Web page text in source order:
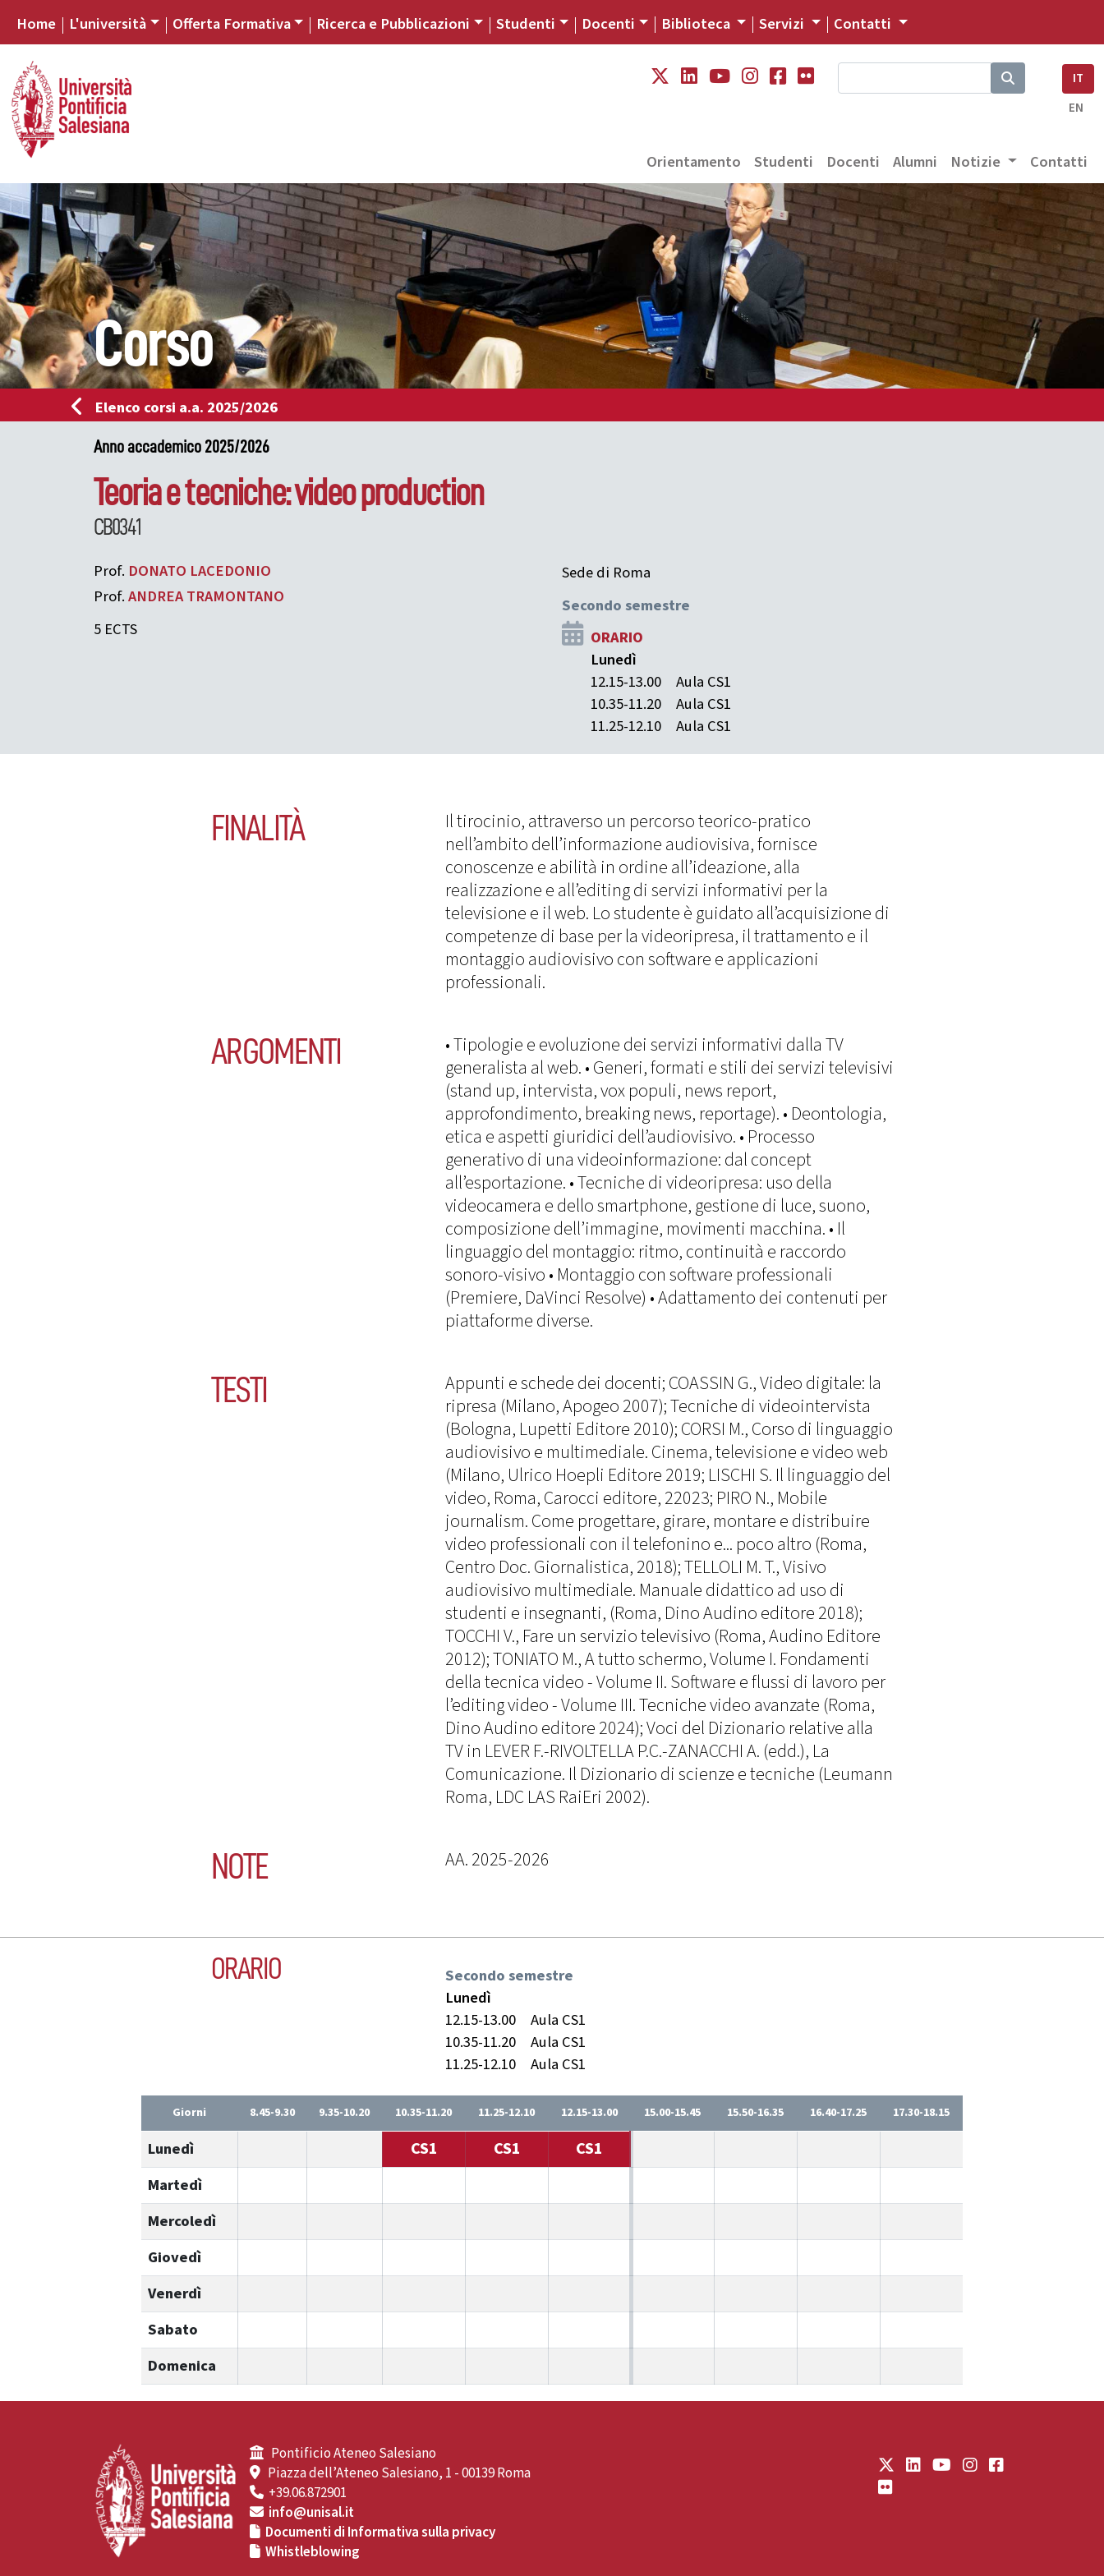
Home L'università Offerta Formativa Ricerca e Pubblicazioni Studenti Docenti Biblioteca Servizi Contatti
IT
EN
Orientamento Studenti Docenti Alumni Notizie Contatti
Corso
Elenco corsi a.a. 2025/2026
Anno accademico 2025/2026
Teoria e tecniche: video production
CB0341
Prof. DONATO LACEDONIO
Prof.ANDREATRAMONTANO
5 ECTS
Sede di Roma
Secondo semestre
ORARIO
Lunedì
12.15-13.00
Aula CS1
10.35-11.20
Aula CS1
11.25-12.10
Aula CS1
FINALITÀ
Il tirocinio, attraverso un percorso teorico-pratico
nell’ambito dell’informazione audiovisiva, fornisce
conoscenze e abilità in ordine all’ideazione, alla
realizzazione e all’editing di servizi informativi per la
televisione e il web. Lo studente è guidato all’acquisizione di
competenze di base per la videoripresa, il trattamento e il
montaggio audiovisivo con software e applicazioni
professionali.
ARGOMENTI
• Tipologie e evoluzione dei servizi informativi dalla TV
generalista al web. • Generi, formati e stili dei servizi televisivi
(stand up, intervista, vox populi, news report,
approfondimento, breaking news, reportage). • Deontologia,
etica e aspetti giuridici dell’audiovisivo. • Processo
generativo di una videoinformazione: dal concept
all’esportazione. • Tecniche di videoripresa: uso della
videocamera e dello smartphone, gestione di luce, suono,
composizione dell’immagine, movimenti macchina. • Il
linguaggio del montaggio: ritmo, continuità e raccordo
sonoro-visivo • Montaggio con software professionali
(Premiere, DaVinci Resolve) • Adattamento dei contenuti per
piattaforme diverse.
TESTI
Appunti e schede dei docenti; COASSIN G., Video digitale: la
ripresa (Milano, Apogeo 2007); Tecniche di videointervista
(Bologna, Lupetti Editore 2010); CORSI M., Corso di linguaggio
audiovisivo e multimediale. Cinema, televisione e video web
(Milano, Ulrico Hoepli Editore 2019; LISCHI S. Il linguaggio del
video, Roma, Carocci editore, 22023; PIRO N., Mobile
journalism. Come progettare, girare, montare e distribuire
video professionali con il telefonino e... poco altro (Roma,
Centro Doc. Giornalistica, 2018); TELLOLI M. T., Visivo
audiovisivo multimediale. Manuale didattico ad uso di
studenti e insegnanti, (Roma, Dino Audino editore 2018);
TOCCHI V., Fare un servizio televisivo (Roma, Audino Editore
2012); TONIATO M., A tutto schermo, Volume I. Fondamenti
della tecnica video - Volume II. Software e flussi di lavoro per
l’editing video - Volume III. Tecniche video avanzate (Roma,
Dino Audino editore 2024); Voci del Dizionario relative alla
TV in LEVER F.-RIVOLTELLA P.C.-ZANACCHI A. (edd.), La
Comunicazione. Il Dizionario di scienze e tecniche (Leumann
Roma, LDC LAS RaiEri 2002).
NOTE AA. 2025-2026
ORARIO
Secondo semestre
Lunedì
12.15-13.00
Aula CS1
10.35-11.20
Aula CS1
11.25-12.10
Aula CS1
Giorni 8.45-9.30 9.35-10.20 10.35-11.20 11.25-12.10 12.15-13.00 15.00-15.45 15.50-16.35 16.40-17.25 17.30-18.15
Lunedì CS1 CS1 CS1
Martedì
Mercoledì
Giovedì
Venerdì
Sabato
Domenica
Pontificio Ateneo Salesiano
Piazza dell’Ateneo Salesiano, 1 - 00139 Roma
+39.06.872901
info@unisal.it
Documenti di Informativa sulla privacy
Whistleblowing